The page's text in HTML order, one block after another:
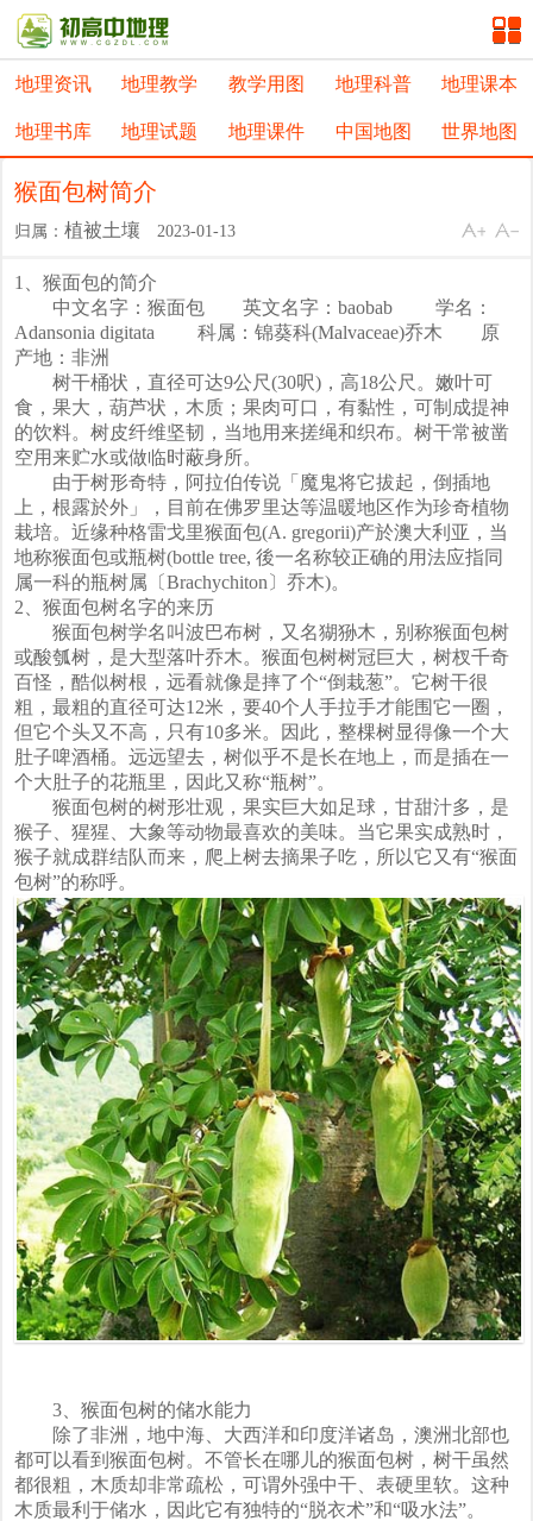
地理资讯 地理教学 教学用图 地理科普 地理课本
地理书库 地理试题 地理课件 中国地图 世界地图
猴面包树简介
归属：植被土壤 2023-01-13
1、猴面包的简介
中文名字：猴面包 英文名字：baobab 学名：
Adansonia digitata 科属：锦葵科(Malvaceae)乔木 原
产地：非洲
树干桶状，直径可达9公尺(30呎)，高18公尺。嫩叶可
食，果大，葫芦状，木质；果肉可口，有黏性，可制成提神
的饮料。树皮纤维坚韧，当地用来搓绳和织布。树干常被凿
空用来贮水或做临时蔽身所。
由于树形奇特，阿拉伯传说「魔鬼将它拔起，倒插地
上，根露於外」，目前在佛罗里达等温暖地区作为珍奇植物
栽培。近缘种格雷戈里猴面包(A. gregorii)产於澳大利亚，当
地称猴面包或瓶树(bottle tree, 後一名称较正确的用法应指同
属一科的瓶树属〔Brachychiton〕乔木)。
2、猴面包树名字的来历
猴面包树学名叫波巴布树，又名猢狲木，别称猴面包树
或酸瓠树，是大型落叶乔木。猴面包树树冠巨大，树杈千奇
百怪，酷似树根，远看就像是摔了个“倒栽葱”。它树干很
粗，最粗的直径可达12米，要40个人手拉手才能围它一圈，
但它个头又不高，只有10多米。因此，整棵树显得像一个大
肚子啤酒桶。远远望去，树似乎不是长在地上，而是插在一
个大肚子的花瓶里，因此又称“瓶树”。
猴面包树的树形壮观，果实巨大如足球，甘甜汁多，是
猴子、猩猩、大象等动物最喜欢的美味。当它果实成熟时，
猴子就成群结队而来，爬上树去摘果子吃，所以它又有“猴面
包树”的称呼。
3、猴面包树的储水能力
除了非洲，地中海、大西洋和印度洋诸岛，澳洲北部也
都可以看到猴面包树。不管长在哪儿的猴面包树，树干虽然
都很粗，木质却非常疏松，可谓外强中干、表硬里软。这种
木质最利于储水，因此它有独特的“脱衣术”和“吸水法”。